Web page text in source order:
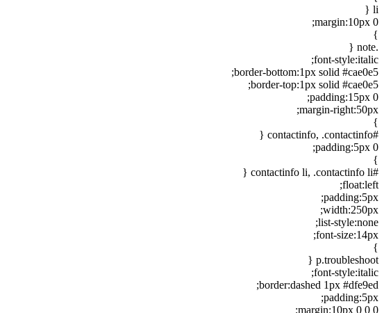
li {
margin:10px 0;
}
.note {
font-style:italic;
border-bottom:1px solid #cae0e5;
border-top:1px solid #cae0e5;
padding:15px 0;
margin-right:50px;
}
#contactinfo, .contactinfo {
padding:5px 0;
}
#contactinfo li, .contactinfo li {
float:left;
padding:5px;
width:250px;
list-style:none;
font-size:14px;
}
p.troubleshoot {
font-style:italic;
border:dashed 1px #dfe9ed;
padding:5px;
margin:10px 0 0 0;